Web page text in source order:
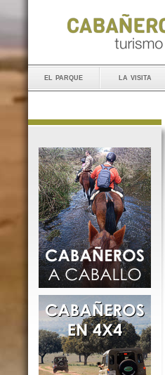
el parque la visita